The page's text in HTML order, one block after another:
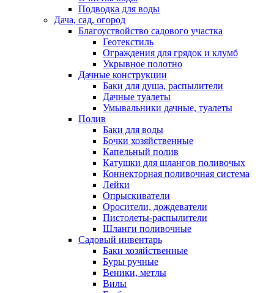
Подводка для воды
Дача, сад, огород
Благоуствойство садового участка
Геотекстиль
Ограждения для грядок и клумб
Укрывное полотно
Дачные конструкции
Баки для душа, распылители
Дачные туалеты
Умывальники дачные, туалеты
Полив
Баки для воды
Бочки хозяйственные
Капельный полив
Катушки для шлангов поливочых
Коннекторная поливочная система
Лейки
Опрыскиватели
Оросители, дождеватели
Пистолеты-распылители
Шланги поливочные
Садовый инвентарь
Баки хозяйственные
Буры ручные
Веники, метлы
Вилы